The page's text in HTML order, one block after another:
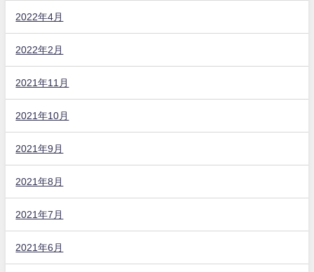
2022年4月
2022年2月
2021年11月
2021年10月
2021年9月
2021年8月
2021年7月
2021年6月